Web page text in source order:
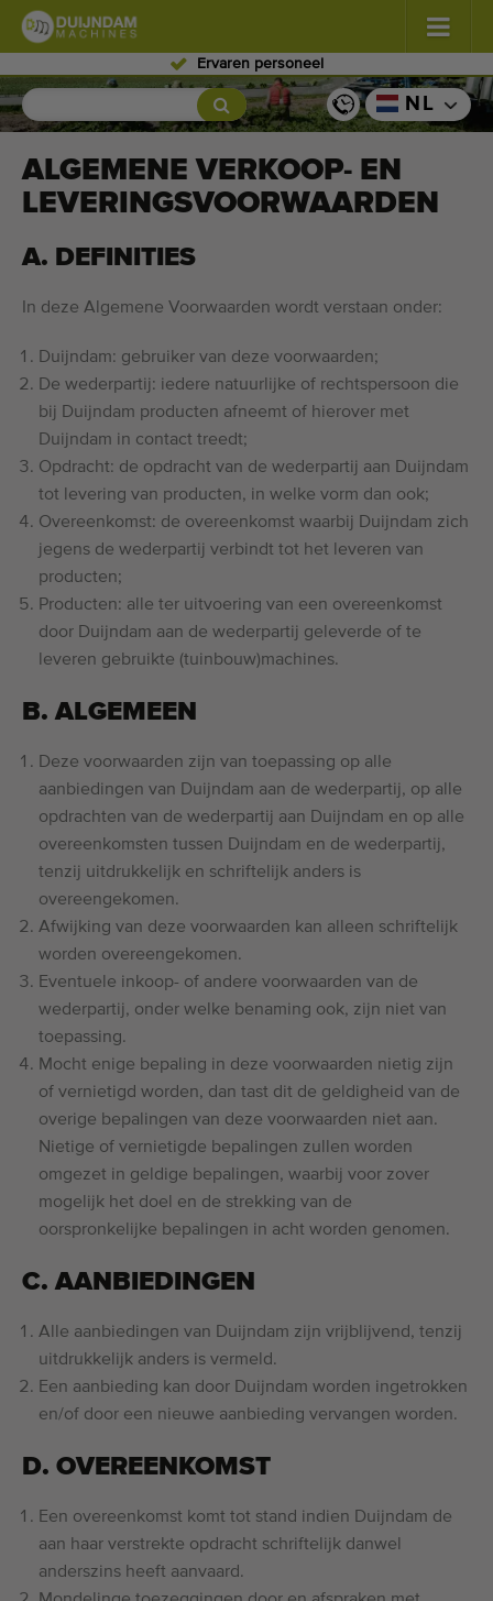
Ervaren personeel
Bloemen en planten (587)
Glastuinbouw groenten (350)
Fruitteelt (336)
Transportbanden (441)
Verkoop uw machine!
Zoek per soort
Laatst bekeken machines
Laatst toegevoegde machines
E-mail Alerts
Merken
Over ons
Veelgestelde vragen
Werken bij
Contact
Blog
Kwalitatieve machines
Ervaren personeel
Wereldwijde levering
Sinds 1977
NL
ALGEMENE VERKOOP- EN
LEVERINGSVOORWAARDEN
A. DEFINITIES
In deze Algemene Voorwaarden wordt verstaan onder:
Duijndam: gebruiker van deze voorwaarden;
De wederpartij: iedere natuurlijke of rechtspersoon die
bij Duijndam producten afneemt of hierover met
Duijndam in contact treedt;
Opdracht: de opdracht van de wederpartij aan Duijndam
tot levering van producten, in welke vorm dan ook;
Overeenkomst: de overeenkomst waarbij Duijndam zich
jegens de wederpartij verbindt tot het leveren van
producten;
Producten: alle ter uitvoering van een overeenkomst
door Duijndam aan de wederpartij geleverde of te
leveren gebruikte (tuinbouw)machines.
B. ALGEMEEN
Deze voorwaarden zijn van toepassing op alle
aanbiedingen van Duijndam aan de wederpartij, op alle
opdrachten van de wederpartij aan Duijndam en op alle
overeenkomsten tussen Duijndam en de wederpartij,
tenzij uitdrukkelijk en schriftelijk anders is
overeengekomen.
Afwijking van deze voorwaarden kan alleen schriftelijk
worden overeengekomen.
Eventuele inkoop- of andere voorwaarden van de
wederpartij, onder welke benaming ook, zijn niet van
toepassing.
Mocht enige bepaling in deze voorwaarden nietig zijn
of vernietigd worden, dan tast dit de geldigheid van de
overige bepalingen van deze voorwaarden niet aan.
Nietige of vernietigde bepalingen zullen worden
omgezet in geldige bepalingen, waarbij voor zover
mogelijk het doel en de strekking van de
oorspronkelijke bepalingen in acht worden genomen.
C. AANBIEDINGEN
Alle aanbiedingen van Duijndam zijn vrijblijvend, tenzij
uitdrukkelijk anders is vermeld.
Een aanbieding kan door Duijndam worden ingetrokken
en/of door een nieuwe aanbieding vervangen worden.
D. OVEREENKOMST
Een overeenkomst komt tot stand indien Duijndam de
aan haar verstrekte opdracht schriftelijk danwel
anderszins heeft aanvaard.